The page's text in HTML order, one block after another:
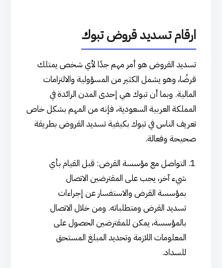
ارقام تسديد قروض تبوك
تسديد القروض هو أمر مهم جدًا لأي شخص يمتلك
قرضًا، وهو يشمل الكثير من المسؤولية والالتزامات
المالية. وبما أن تبوك هي إحدى المدن الرائدة في
المملكة العربية السعودية، فإنه من المهم بشكل خاص
تعريف الناس في تبوك بكيفية تسديد القروض بطريقة
صحيحة وفعالة.
التواصل مع مؤسسة القرض: قبل القيام بأي
شيء آخر، يجب على المقترضين الاتصال
بمؤسسة القرض والاستفسار عن إجراءات
تسديد القرض ومتطلباته. ومن خلال الاتصال
بالمؤسسة، يمكن للمقترضين الحصول على
المعلومات اللازمة وتحديد المبلغ المستحق
للسداد.